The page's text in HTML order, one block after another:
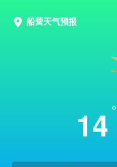
船营天气预报
14